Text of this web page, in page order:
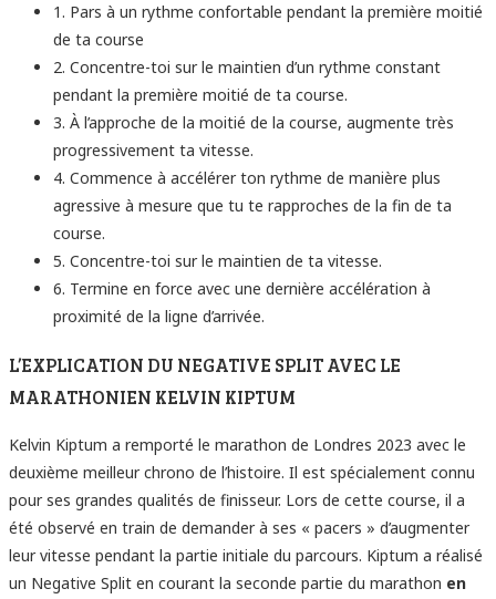
1. Pars à un rythme confortable pendant la première moitié
de ta course
2. Concentre-toi sur le maintien d’un rythme constant
pendant la première moitié de ta course.
3. À l’approche de la moitié de la course, augmente très
progressivement ta vitesse.
4. Commence à accélérer ton rythme de manière plus
agressive à mesure que tu te rapproches de la fin de ta
course.
5. Concentre-toi sur le maintien de ta vitesse.
6. Termine en force avec une dernière accélération à
proximité de la ligne d’arrivée.
L’EXPLICATION DU NEGATIVE SPLIT AVEC LE
MARATHONIEN KELVIN KIPTUM
Kelvin Kiptum a remporté le marathon de Londres 2023 avec le
deuxième meilleur chrono de l’histoire. Il est spécialement connu
pour ses grandes qualités de finisseur. Lors de cette course, il a
été observé en train de demander à ses « pacers » d’augmenter
leur vitesse pendant la partie initiale du parcours. Kiptum a réalisé
un Negative Split en courant la seconde partie du marathon en